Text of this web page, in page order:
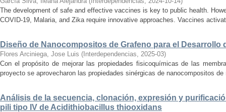
The development of safe and effective vaccines is key to public health.
COVID-19, Malaria, and Zika require innovative approaches. Vaccines
Diseño de Nanocompositos de Grafeno para el Desarrollo
Flores Arciniega, Jose Luis ( Interdependencias, 2025-03)
Con el propósito de mejorar las propiedades fisicoquímicas de las
proyecto se aprovecharon las propiedades sinérgicas de nanocompositos
Análisis de la secuencia, clonación, expresión y
pili tipo IV de Acidithiobacillus thiooxidans